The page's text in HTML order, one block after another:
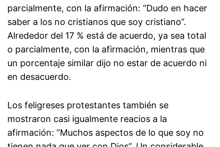
parcialmente, con la afirmación: “Dudo en hacer
saber a los no cristianos que soy cristiano”.
Alrededor del 17 % está de acuerdo, ya sea total
o parcialmente, con la afirmación, mientras que
un porcentaje similar dijo no estar de acuerdo ni
en desacuerdo.
Los feligreses protestantes también se
mostraron casi igualmente reacios a la
afirmación: “Muchos aspectos de lo que soy no